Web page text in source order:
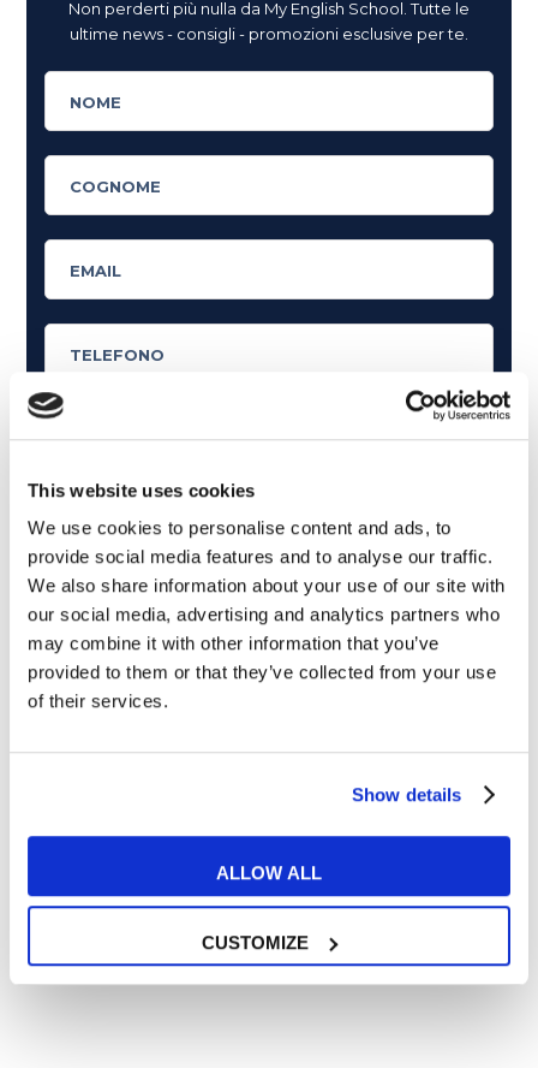
This website uses cookies
We use cookies to personalise content and ads, to
provide social media features and to analyse our traffic.
We also share information about your use of our site with
our social media, advertising and analytics partners who
may combine it with other information that you’ve
provided to them or that they’ve collected from your use
of their services.
Show details
ALLOW ALL
CUSTOMIZE
Non perderti più nulla da My English School. Tutte le
ultime news - consigli - promozioni esclusive per te.
Cosa ti piace leggere?
Articoli dedicati alla grammatica inglese
Articoli dedicati a inglese nel mondo del lavoro
Articoli con tips e new sulla lingua inglese
Articoli divertenti su film e musica
In quanto di età superiore ai 16 anni, dichiaro di acconsentire
al trattamento dei miei dati personali in conformità
RICHIEDI INFORMAZIONI